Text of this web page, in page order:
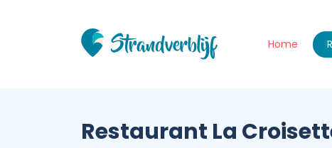
Home
Restaurant La